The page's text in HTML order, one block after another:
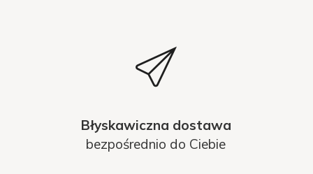
Błyskawiczna dostawa
bezpośrednio do Ciebie